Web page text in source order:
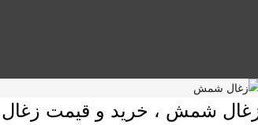
شمش ، خرید و قیمت